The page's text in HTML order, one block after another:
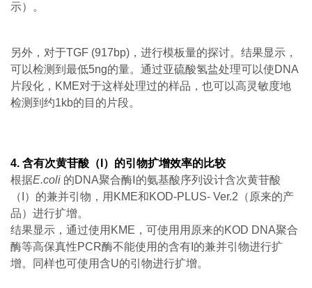
示）。
另外，对于TGF (917bp)，进行模板量的探讨。结果显示，
可以检测到最低5ng的量。通过亚硫酸氢盐处理可以使DNA
片段化，KME对于这样处理过的样品，也可以高灵敏度地
检测到约1kb的目的片段。
4. 含有次黄苷酸（I）的引物扩增效率的比较
根据E.coli 的DNA聚合酶Ⅰ的氨基酸序列设计含次黄苷酸
（I）的兼并引物，用KME和KOD-PLUS- Ver.2（原来的产
品）进行扩增。
结果显示，通过使用KME，可使用用原来的KOD DNA聚合
酶等高保真性PCR酶不能使用的含有I的兼并引物进行扩
增。同样也可使用含U的引物进行扩增。